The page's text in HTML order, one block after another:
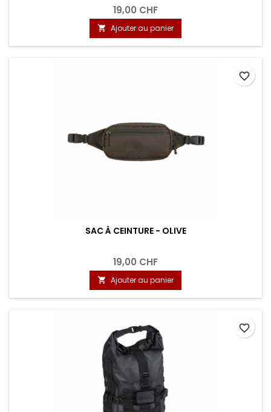
19,00 CHF
 Ajouter au panier
SAC À CEINTURE - OLIVE
19,00 CHF
 Ajouter au panier
favorite_border
favorite_border